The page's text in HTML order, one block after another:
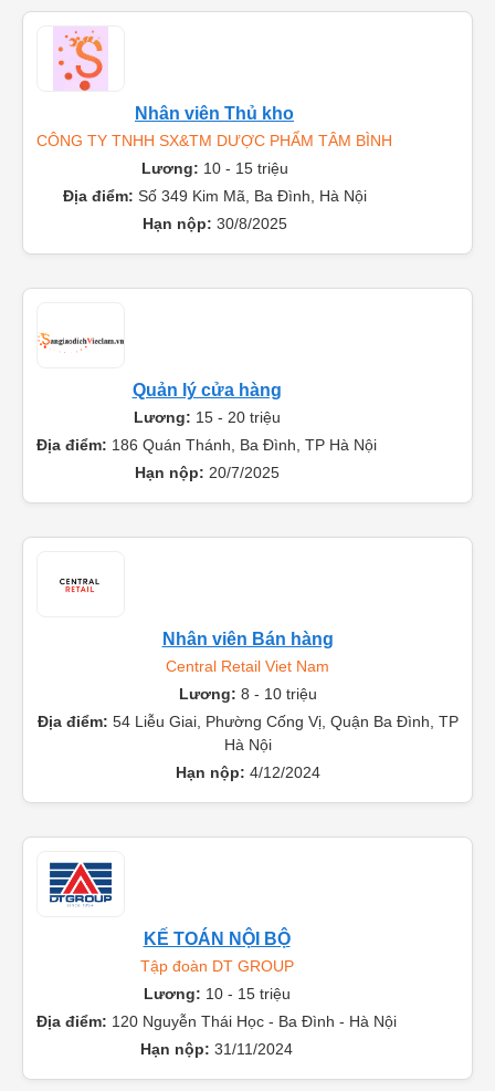
Nhân viên Thủ kho
CÔNG TY TNHH SX&TM DƯỢC PHẨM TÂM BÌNH
Lương:10 - 15 triệu
Số 349 Kim Mã, Ba Đình, Hà Nội
Hạn nộp:30/8/2025
Quản lý cửa hàng
Lương:15 - 20 triệu
186 Quán Thánh, Ba Đình, TP Hà Nội
Hạn nộp:20/7/2025
Nhân viên Bán hàng
Central Retail Viet Nam
Lương:8 - 10 triệu
54 Liễu Giai, Phường Cống Vị, Quận Ba Đình, TP
Hà Nội
Hạn nộp:4/12/2024
KẾ TOÁN NỘI BỘ
Tập đoàn DT GROUP
Lương: 10 - 15 triệu
120 Nguyễn Thái Học - Ba Đình - Hà Nội
Hạn nộp:31/11/2024